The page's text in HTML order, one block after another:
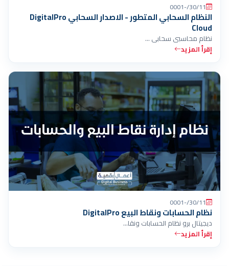
30/11/-0001
النظام السحابي المتطور - الاصدار السحابي DigitalPro
Cloud
نظام محاسبي سحابي …
إقرأ المزيد
30/11/-0001
نظام الحسابات ونقاط البيع DigitalPro
ديجيتال برو نظام الحسابات ونقا…
إقرأ المزيد